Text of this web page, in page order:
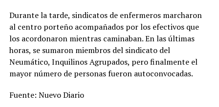
Durante la tarde, sindicatos de enfermeros marcharon
al centro porteño acompañados por los efectivos que
los acordonaron mientras caminaban. En las últimas
horas, se sumaron miembros del sindicato del
Neumático, Inquilinos Agrupados, pero finalmente el
mayor número de personas fueron autoconvocadas.
Fuente: Nuevo Diario